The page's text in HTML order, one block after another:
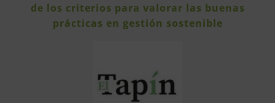
de los criterios para valorar las buenas
prácticas en gestión sostenible